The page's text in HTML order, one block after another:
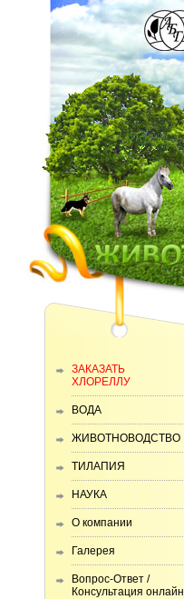
ЗАКАЗАТЬ
ХЛОРЕЛЛУ
ВОДА
ЖИВОТНОВОДСТВО
ТИЛАПИЯ
НАУКА
О компании
Галерея
Вопрос-Ответ /
Консультация онлайн